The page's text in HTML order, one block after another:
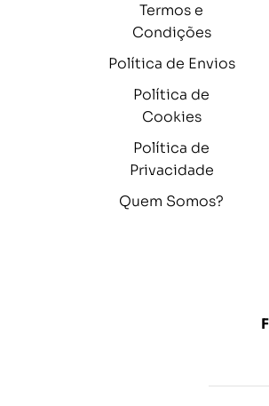
Termos e
Condições
Política de Envios
Política de
Cookies
Política de
Privacidade
Quem Somos?